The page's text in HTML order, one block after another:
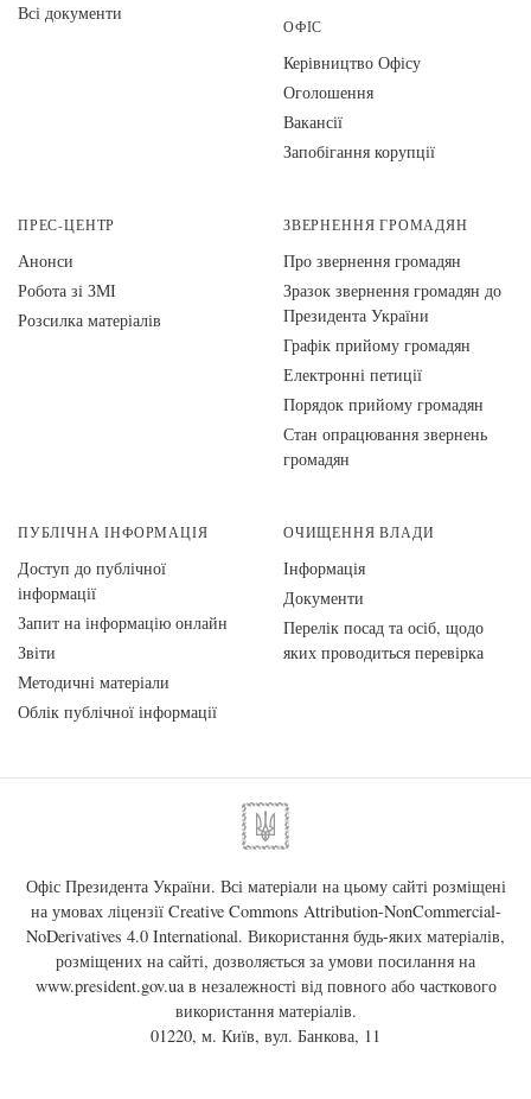
Всі документи
ОФІС
Керівництво Офісу
Оголошення
Вакансії
Запобігання корупції
ПРЕС-ЦЕНТР
Анонси
Робота зі ЗМІ
Розсилка матеріалів
ЗВЕРНЕННЯ ГРОМАДЯН
Про звернення громадян
Зразок звернення громадян до
Президента України
Графік прийому громадян
Електронні петиції
Порядок прийому громадян
Стан опрацювання звернень
громадян
ПУБЛІЧНА ІНФОРМАЦІЯ
Доступ до публічної
інформації
Запит на інформацію онлайн
Звіти
Методичні матеріали
Облік публічної інформації
ОЧИЩЕННЯ ВЛАДИ
Інформація
Документи
Перелік посад та осіб, щодо
яких проводиться перевірка
Офіс Президента України. Всі матеріали на цьому сайті розміщені
на умовах ліцензії Creative Commons Attribution-NonCommercial-
NoDerivatives 4.0 International. Використання будь-яких матеріалів,
розміщених на сайті, дозволяється за умови посилання на
www.president.gov.uaв незалежності від повного або часткового
використання матеріалів.
01220, м. Київ, вул. Банкова, 11